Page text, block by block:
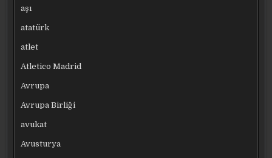
aşı
atatürk
atlet
Atletico Madrid
Avrupa
Avrupa Birliği
avukat
Avusturya